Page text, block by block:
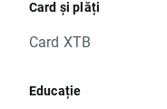
Card și plăți
Card XTB
Educație